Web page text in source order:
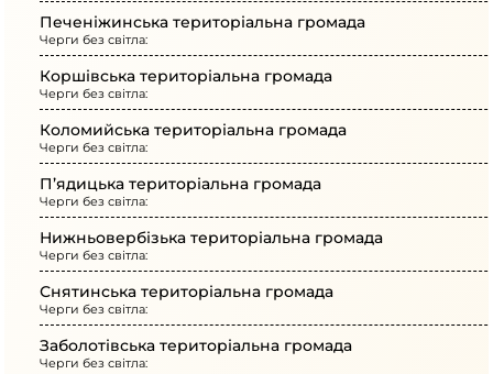
Печеніжинська територіальна громада
Черги без світла:
Коршівська територіальна громада
Черги без світла:
Коломийська територіальна громада
Черги без світла:
П’ядицька територіальна громада
Черги без світла:
Нижньовербізька територіальна громада
Черги без світла:
Снятинська територіальна громада
Черги без світла:
Заболотівська територіальна громада
Черги без світла: